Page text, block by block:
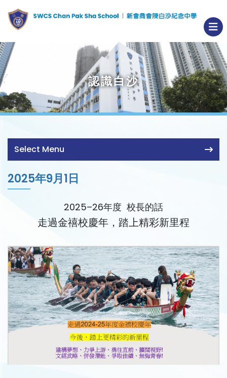
認識白沙
Select Menu
2025年9月1日
2025–26年度 校長的話
走過金禧校慶年，踏上精彩新里程